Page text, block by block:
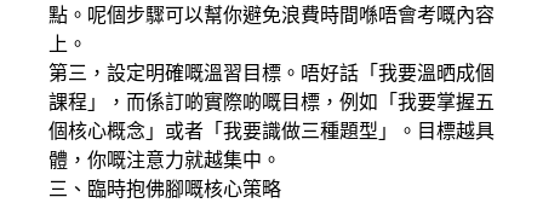
點。呢個步驟可以幫你避免浪費時間喺唔會考嘅內容
上。
第三，設定明確嘅溫習目標。唔好話「我要溫晒成個
課程」，而係訂啲實際啲嘅目標，例如「我要掌握五
個核心概念」或者「我要識做三種題型」。目標越具
體，你嘅注意力就越集中。
三、臨時抱佛腳嘅核心策略